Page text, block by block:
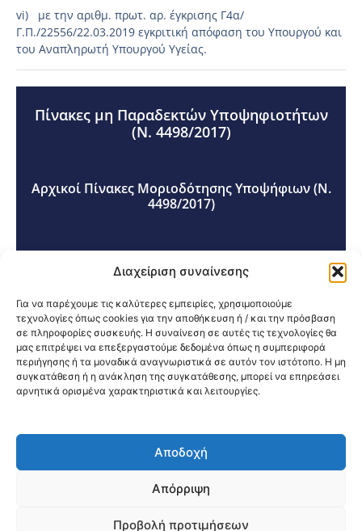
Διαχείριση συναίνεσης
Για να παρέχουμε τις καλύτερες εμπειρίες, χρησιμοποιούμε
τεχνολογίες όπως cookies για την αποθήκευση ή / και την πρόσβαση
σε πληροφορίες συσκευής. Η συναίνεση σε αυτές τις τεχνολογίες θα
μας επιτρέψει να επεξεργαστούμε δεδομένα όπως η συμπεριφορά
περιήγησης ή τα μοναδικά αναγνωριστικά σε αυτόν τον ιστότοπο. Η μη
συγκατάθεση ή η ανάκληση της συγκατάθεσης, μπορεί να επηρεάσει
αρνητικά ορισμένα χαρακτηριστικά και λειτουργίες.
Αποδοχή
Απόρριψη
Προβολή προτιμήσεων
vi) με την αριθμ. πρωτ. αρ. έγκρισης Γ4α/
Γ.Π./22556/22.03.2019 εγκριτική απόφαση του Υπουργού και
του Αναπληρωτή Υπουργού Υγείας.
Πίνακες μη Παραδεκτών Υποψηφιοτήτων
(Ν. 4498/2017)
Αρχικοί Πίνακες Μοριοδότησης Υποψήφιων (Ν.
4498/2017)
Τελικοί Πίνακες Μοριοδότησης Υποψήφιων
(Ν. 4498/2017)
Πίνακες Τελικής Βαθμολογίας και
Κατάταξης, ανά Ειδικότητα και ανά Θέση (Ν.
4498/2017)
@2026 3ype.gr All rights reserved
Θεσσαλονίκη, ΕλλάδαΤηλ: +30 2311 226 200
Website Visits: